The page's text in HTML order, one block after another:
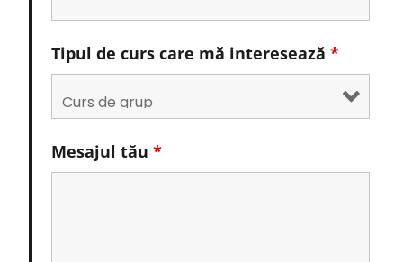
Tipul de curs care mă interesează *
Mesajul tău *